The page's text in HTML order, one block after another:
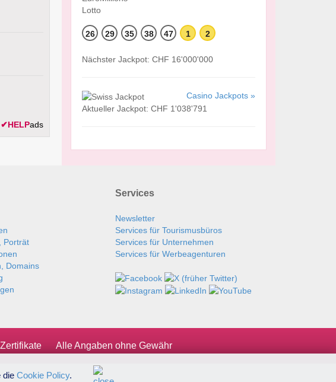
✔HELPads
26 29 35 38 47 1 2
Nächster Jackpot: CHF 16'000'000
Casino Jackpots »
Aktueller Jackpot: CHF 1'038'791
Porträt
Domains
Services
Newsletter
Services für Tourismusbüros
Services für Unternehmen
Services für Werbeagenturen
Zertifikate Alle Angaben ohne Gewähr
die Cookie Policy.